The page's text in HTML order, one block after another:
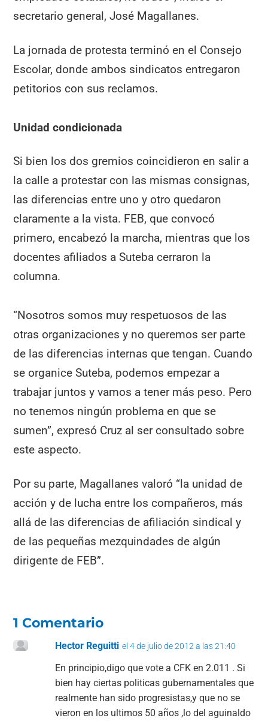
secretario general, José Magallanes.
La jornada de protesta terminó en el Consejo
Escolar, donde ambos sindicatos entregaron
petitorios con sus reclamos.
Unidad condicionada
Si bien los dos gremios coincidieron en salir a
la calle a protestar con las mismas consignas,
las diferencias entre uno y otro quedaron
claramente a la vista. FEB, que convocó
primero, encabezó la marcha, mientras que los
docentes afiliados a Suteba cerraron la
columna.
“Nosotros somos muy respetuosos de las
otras organizaciones y no queremos ser parte
de las diferencias internas que tengan. Cuando
se organice Suteba, podemos empezar a
trabajar juntos y vamos a tener más peso. Pero
no tenemos ningún problema en que se
sumen”, expresó Cruz al ser consultado sobre
este aspecto.
Por su parte, Magallanes valoró “la unidad de
acción y de lucha entre los compañeros, más
allá de las diferencias de afiliación sindical y
de las pequeñas mezquindades de algún
dirigente de FEB”.
1 Comentario
Hector Reguitti el 4 de julio de 2012 a las 21:40
En principio,digo que vote a CFK en 2.011 . Si
bien hay ciertas politicas gubernamentales que
realmente han sido progresistas,y que no se
vieron en los ultimos 50 años ,lo del aguinaldo